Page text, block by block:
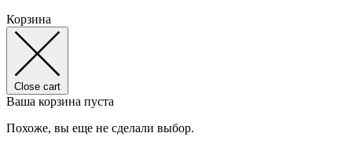
Корзина
Close cart
Ваша корзина пуста
Похоже, вы еще не сделали выбор.